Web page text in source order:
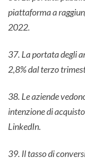
piattaforma a
2022.
37. La portata degli
2,8% dal terzo
38. Le aziende
intenzione di
LinkedIn.
39. Il tasso di